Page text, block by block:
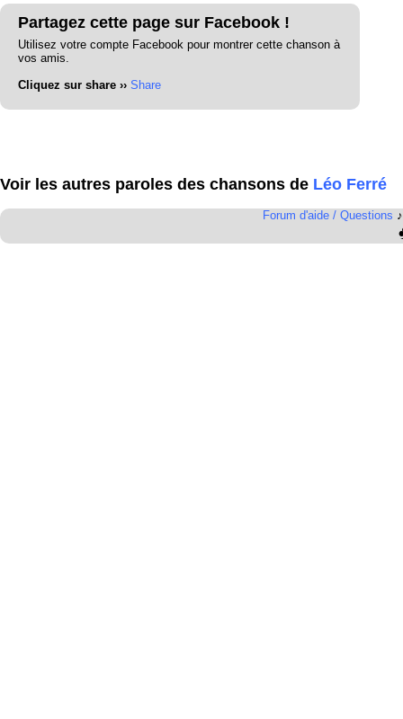
Partagez cette page sur Facebook !
Utilisez votre compte Facebook pour montrer cette chanson à
vos amis.
Cliquez sur share ›› Share
Voir les autres paroles des chansons de Léo Ferré
Forum d'aide / Questions